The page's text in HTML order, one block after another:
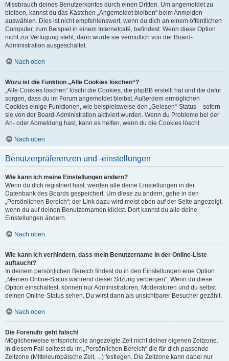
Missbrauch deines Benutzerkontos durch einen Dritten. Um angemeldet zu
bleiben, kannst du das Kästchen „Angemeldet bleiben“ beim Anmelden
auswählen. Dies ist nicht empfehlenswert, wenn du dich an einem öffentlichen
Computer, zum Beispiel in einem Internetcafé, befindest. Wenn diese Option
nicht zur Verfügung steht, dann wurde sie vermutlich von der Board-
Administration ausgeschaltet.
Nach oben
Wozu ist die Funktion „Alle Cookies löschen“?
„Alle Cookies löschen“ löscht die Cookies, die phpBB erstellt hat und die dafür
sorgen, dass du im Forum angemeldet bleibst. Außerdem ermöglichen
Cookies einige Funktionen, wie beispielsweise den „Gelesen“-Status – sofern
sie von der Board-Administration aktiviert wurden. Wenn du Probleme bei der
An- oder Abmeldung hast, kann es helfen, wenn du die Cookies löscht.
Nach oben
Benutzerpräferenzen und -einstellungen
Wie kann ich meine Einstellungen ändern?
Wenn du dich registriert hast, werden alle deine Einstellungen in der
Datenbank des Boards gespeichert. Um diese zu ändern, gehe in den
„Persönlichen Bereich“; der Link dazu wird meist oben auf der Seite angezeigt,
wenn du auf deinen Benutzernamen klickst. Dort kannst du alle deine
Einstellungen ändern.
Nach oben
Wie kann ich verhindern, dass mein Benutzername in der Online-Liste
auftaucht?
In deinem persönlichen Bereich findest du in den Einstellungen eine Option
„Meinen Online-Status während dieser Sitzung verbergen“. Wenn du diese
Option einschaltest, können nur Administratoren, Moderatoren und du selbst
deinen Online-Status sehen. Du wirst dann als unsichtbarer Besucher gezählt.
Nach oben
Die Forenuhr geht falsch!
Möglicherweise entspricht die angezeigte Zeit nicht deiner eigenen Zeitzone.
In diesem Fall solltest du im „Persönlichen Bereich“ die für dich passende
Zeitzone (Mitteleuropäische Zeit, ...) festlegen. Die Zeitzone kann dabei nur